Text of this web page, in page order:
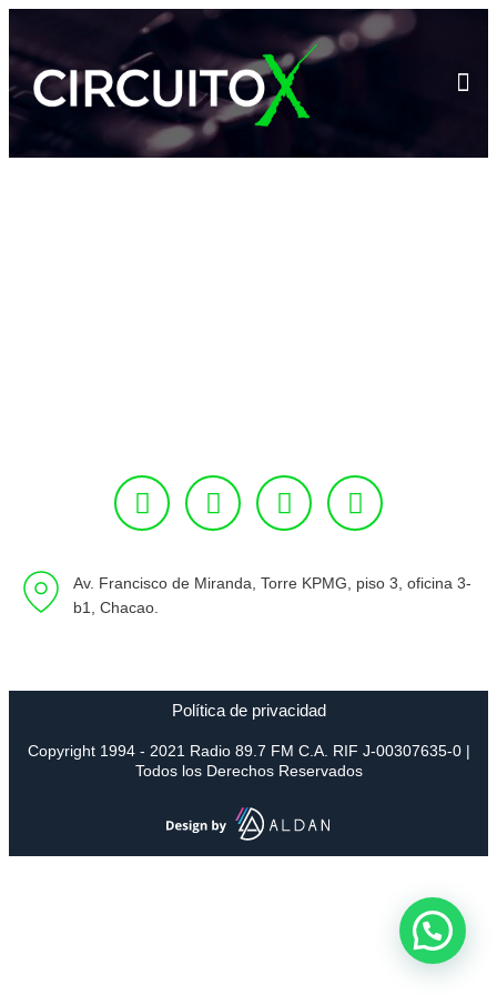
Av. Francisco de Miranda, Torre KPMG, piso 3, oficina 3-
b1, Chacao.
Política de privacidad
Copyright 1994 - 2021 Radio 89.7 FM C.A. RIF J-00307635-0 |
Todos los Derechos Reservados